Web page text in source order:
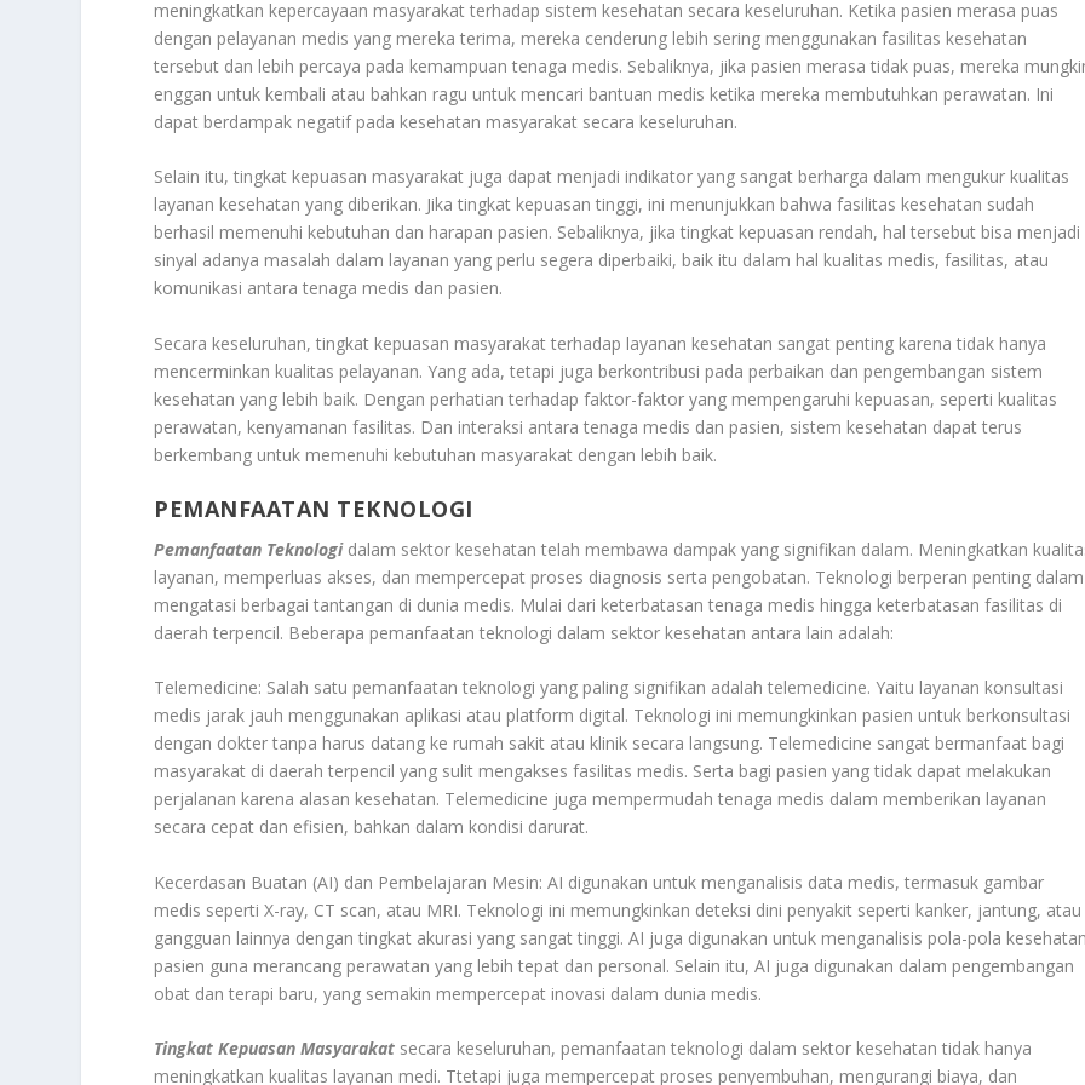
meningkatkan kepercayaan masyarakat terhadap sistem kesehatan secara keseluruhan. Ketika pasien merasa puas
dengan pelayanan medis yang mereka terima, mereka cenderung lebih sering menggunakan fasilitas kesehatan
tersebut dan lebih percaya pada kemampuan tenaga medis. Sebaliknya, jika pasien merasa tidak puas, mereka
enggan untuk kembali atau bahkan ragu untuk mencari bantuan medis ketika mereka membutuhkan perawatan. Ini
dapat berdampak negatif pada kesehatan masyarakat secara keseluruhan.
Selain itu, tingkat kepuasan masyarakat juga dapat menjadi indikator yang sangat berharga dalam mengukur kualitas
layanan kesehatan yang diberikan. Jika tingkat kepuasan tinggi, ini menunjukkan bahwa fasilitas kesehatan sudah
berhasil memenuhi kebutuhan dan harapan pasien. Sebaliknya, jika tingkat kepuasan rendah, hal tersebut bisa menjadi
sinyal adanya masalah dalam layanan yang perlu segera diperbaiki, baik itu dalam hal kualitas medis, fasilitas, atau
komunikasi antara tenaga medis dan pasien.
Secara keseluruhan, tingkat kepuasan masyarakat terhadap layanan kesehatan sangat penting karena tidak hanya
mencerminkan kualitas pelayanan. Yang ada, tetapi juga berkontribusi pada perbaikan dan pengembangan sistem
kesehatan yang lebih baik. Dengan perhatian terhadap faktor-faktor yang mempengaruhi kepuasan, seperti kualitas
perawatan, kenyamanan fasilitas. Dan interaksi antara tenaga medis dan pasien, sistem kesehatan dapat terus
berkembang untuk memenuhi kebutuhan masyarakat dengan lebih baik.
PEMANFAATAN TEKNOLOGI
Pemanfaatan Teknologidalam sektor kesehatan telah membawa dampak yang signifikan dalam. Meningkatkan
layanan, memperluas akses, dan mempercepat proses diagnosis serta pengobatan. Teknologi berperan penting dalam
mengatasi berbagai tantangan di dunia medis. Mulai dari keterbatasan tenaga medis hingga keterbatasan fasilitas di
daerah terpencil. Beberapa pemanfaatan teknologi dalam sektor kesehatan antara lain adalah:
Telemedicine: Salah satu pemanfaatan teknologi yang paling signifikan adalah telemedicine. Yaitu layanan konsultasi
medis jarak jauh menggunakan aplikasi atau platform digital. Teknologi ini memungkinkan pasien untuk berkonsultasi
dengan dokter tanpa harus datang ke rumah sakit atau klinik secara langsung. Telemedicine sangat bermanfaat bagi
masyarakat di daerah terpencil yang sulit mengakses fasilitas medis. Serta bagi pasien yang tidak dapat melakukan
perjalanan karena alasan kesehatan. Telemedicine juga mempermudah tenaga medis dalam memberikan layanan
secara cepat dan efisien, bahkan dalam kondisi darurat.
Kecerdasan Buatan (AI) dan Pembelajaran Mesin: AI digunakan untuk menganalisis data medis, termasuk gambar
medis seperti X-ray, CT scan, atau MRI. Teknologi ini memungkinkan deteksi dini penyakit seperti kanker, jantung, atau
gangguan lainnya dengan tingkat akurasi yang sangat tinggi. AI juga digunakan untuk menganalisis pola-pola
pasien guna merancang perawatan yang lebih tepat dan personal. Selain itu, AI juga digunakan dalam pengembangan
obat dan terapi baru, yang semakin mempercepat inovasi dalam dunia medis.
Tingkat Kepuasan Masyarakat secara keseluruhan, pemanfaatan teknologi dalam sektor kesehatan tidak hanya
meningkatkan kualitas layanan medi. Ttetapi juga mempercepat proses penyembuhan, mengurangi biaya, dan